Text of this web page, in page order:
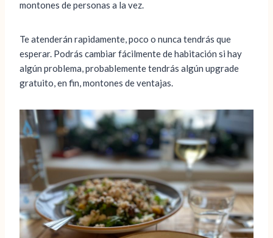
montones de personas a la vez.
Te atenderán rapidamente, poco o nunca tendrás que
esperar. Podrás cambiar fácilmente de habitación si hay
algún problema, probablemente tendrás algún upgrade
gratuito, en fin, montones de ventajas.